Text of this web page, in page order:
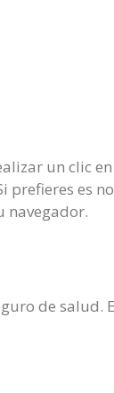
un clic
es
navegador.
de salud.